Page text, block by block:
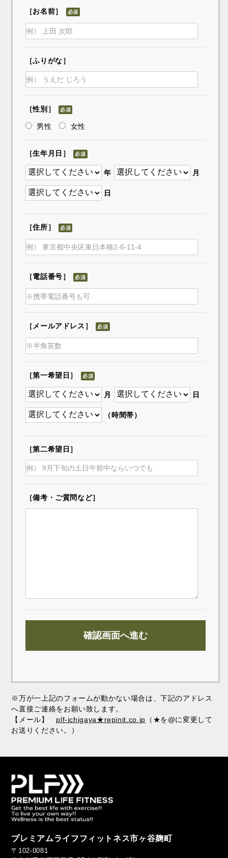
［お名前］ 必須
［ふりがな］
［性別］ 必須
男性 女性
［生年月日］ 必須
年 月
日
［住所］ 必須
［電話番号］ 必須
［メールアドレス］ 必須
［第一希望日］ 必須
月 日
（時間帯）
［第二希望日］
［備考・ご質問など］
※万が一上記のフォームが動かない場合は、下記のアドレス
へ直接ご連絡をお願い致します。
【メール】 plf-ichigaya★repinit.co.jp （★を@に変更して
お送りください。）
プレミアムライフフィットネス市ヶ谷麹町
〒102-0081